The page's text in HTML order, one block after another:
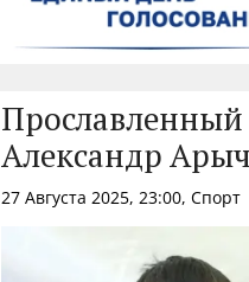
Прославленный
Александр
27 Августа 2025, 23:00, Спорт